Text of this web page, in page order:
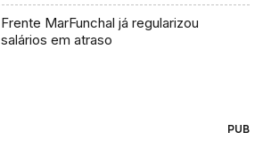
Frente MarFunchal já regularizou
salários em atraso
PUB